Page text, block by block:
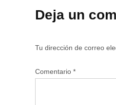
Deja un
Tu dirección de correo
Comentario *